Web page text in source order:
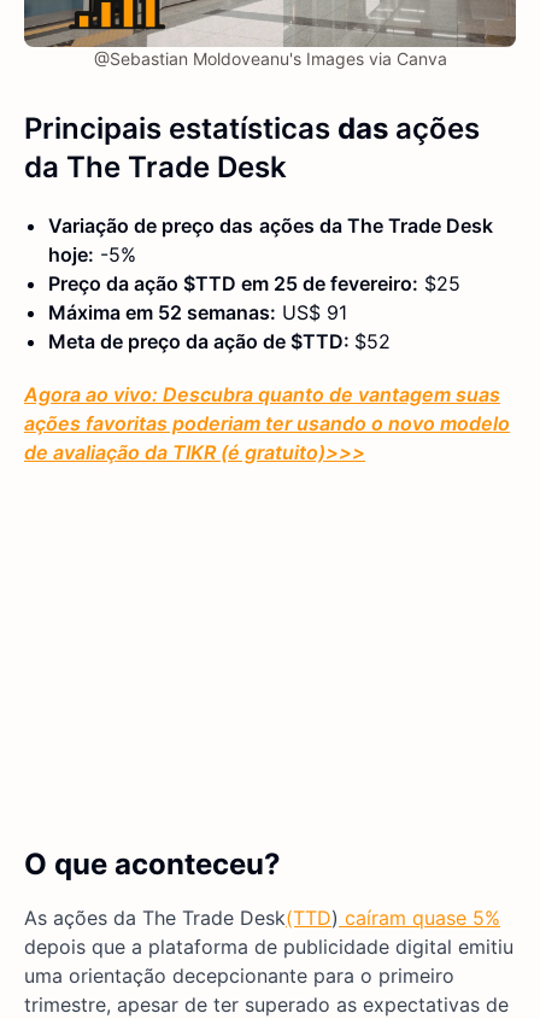
@Sebastian Moldoveanu's Images via Canva
Principais estatísticas das ações
da The Trade Desk
Variação de preço das ações da The Trade Desk
hoje: -5%
Preço da ação $TTD em 25 de fevereiro: $25
Máxima em 52 semanas: US$ 91
Meta de preço da ação de $TTD: $52
Agora ao vivo: Descubra quanto de vantagem suas
ações favoritas poderiam ter usando o novo modelo
de avaliação da TIKR (é gratuito)>>>
O que aconteceu?
As ações da The Trade Desk(TTD) caíram quase 5%
depois que a plataforma de publicidade digital emitiu
uma orientação decepcionante para o primeiro
trimestre, apesar de ter superado as expectativas de